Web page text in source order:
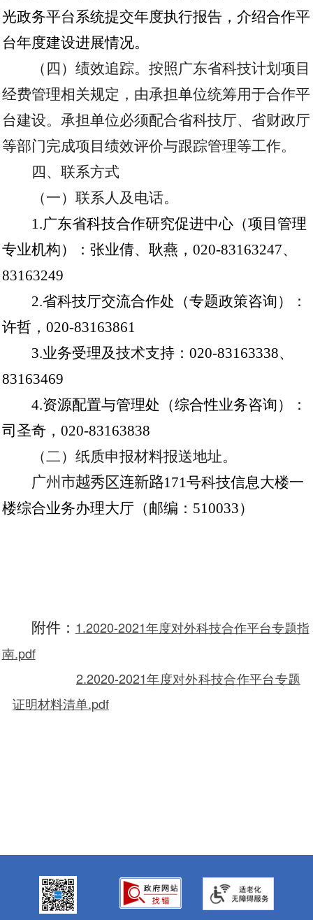
光政务平台系统提交年度执行报告，介绍合作平
台年度建设进展情况。
（四）绩效追踪。按照广东省科技计划项目
经费管理相关规定，由承担单位统筹用于合作平
台建设。承担单位必须配合省科技厅、省财政厅
等部门完成项目绩效评价与跟踪管理等工作。
四、联系方式
（一）联系人及电话。
1.广东省科技合作研究促进中心（项目管理
专业机构）：张业倩、耿燕， 020-83163247、
83163249
2.省科技厅交流合作处（专题政策咨询）：
许哲， 020-83163861
3.业务受理及技术支持： 020-83163338、
83163469
4.资源配置与管理处（综合性业务咨询）：
司圣奇， 020-83163838
（二）纸质申报材料报送地址。
广州市越秀区连新路171号科技信息大楼一
楼综合业务办理大厅（邮编： 510033）
附件： 1.2020-2021年度对外科技合作平台专题指
南.pdf
2.2020-2021年度对外科技合作平台专题
证明材料清单.pdf